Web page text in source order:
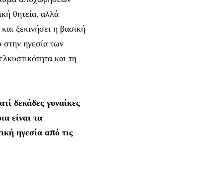
θητεία, αλλά
ξεκινήσει η βασική
στην ηγεσία των
και τη
δεκάδες γυναίκες
είναι τα
ηγεσία από τις